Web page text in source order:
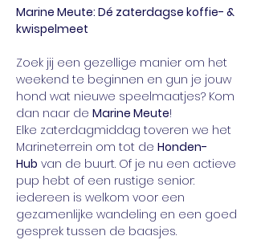
Marine Meute: Dé zaterdagse koffie- &
kwispelmeet
Zoek jij een gezellige manier om het
weekend te beginnen en gun je jouw
hond wat nieuwe speelmaatjes? Kom
dan naar de Marine Meute!
Elke zaterdagmiddag toveren we het
Marineterrein om tot de Honden-
Hub van de buurt. Of je nu een actieve
pup hebt of een rustige senior:
iedereen is welkom voor een
gezamenlijke wandeling en een goed
gesprek tussen de baasjes.